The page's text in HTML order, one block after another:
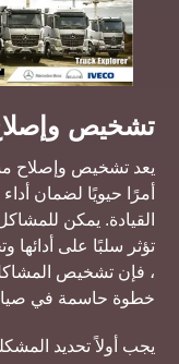
تشخيص
يعد تشخيص وإصلاح
أمرًا حيويًا لضمان
القيادة. يمكن
تؤثر سلبًا على أدائها
، فإن تشخيص المشاكل
خطوة حاسمة في
يجب أولاً تحديد